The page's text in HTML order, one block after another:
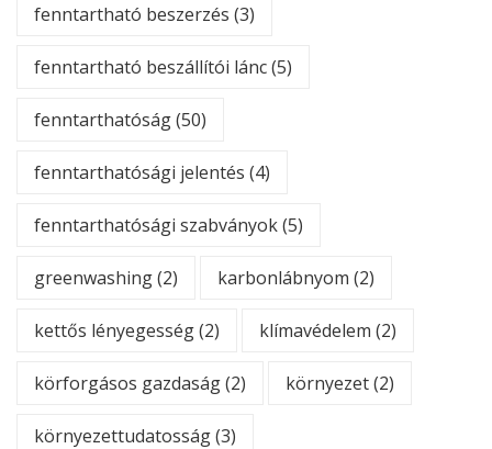
fenntartható beszerzés (3)
fenntartható beszállítói lánc(5)
fenntarthatóság(50)
fenntarthatósági jelentés (4)
fenntarthatósági szabványok(5)
greenwashing(2) karbonlábnyom (2)
kettős lényegesség(2) klímavédelem (2)
körforgásos gazdaság(2) környezet(2)
környezettudatosság(3)